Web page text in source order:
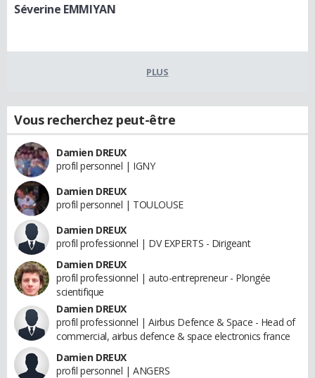
Séverine EMMIYAN
PLUS
Vous recherchez peut-être
Damien DREUX
profil personnel | IGNY
Damien DREUX
profil personnel | TOULOUSE
Damien DREUX
profil professionnel | DV EXPERTS - Dirigeant
Damien DREUX
profil professionnel | auto-entrepreneur - Plongée
scientifique
Damien DREUX
profil professionnel | Airbus Defence & Space - Head of
commercial, airbus defence & space electronics france
Damien DREUX
profil personnel | ANGERS